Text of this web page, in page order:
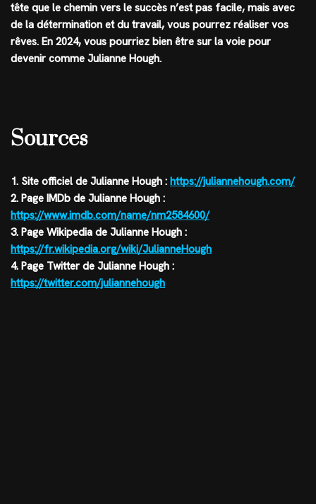
tête que le chemin vers le succès n’est pas facile, mais avec
de la détermination et du travail, vous pourrez réaliser vos
rêves. En 2024, vous pourriez bien être sur la voie pour
devenir comme Julianne Hough.
Sources
1. Site officiel de Julianne Hough : https://juliannehough.com/
2. Page IMDb de Julianne Hough :
https://www.imdb.com/name/nm2584600/
3. Page Wikipedia de Julianne Hough :
https://fr.wikipedia.org/wiki/JulianneHough
4. Page Twitter de Julianne Hough :
https://twitter.com/juliannehough